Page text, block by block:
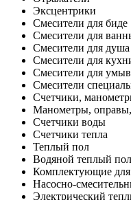
Эксцентрики
Смесители для биде
Смесители для
Смесители для душа
Смесители для
Смесители для
Смесители
Счетчики,
Манометры,
Счетчики воды
Счетчики тепла
Теплый пол
Водяной теплый пол
Комплектующие для
Насосно-
Электрический